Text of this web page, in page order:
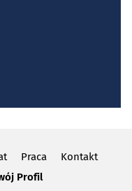
Praca
Kontakt
Profil